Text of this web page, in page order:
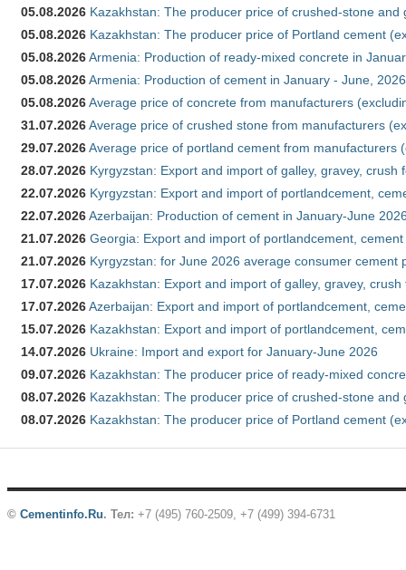
05.08.2026 Kazakhstan: The producer price of crushed-stone and
05.08.2026 Kazakhstan: The producer price of Portland cement
05.08.2026Armenia: Production of ready-mixed concrete in
05.08.2026Armenia: Production of cement in January - June, 2026
05.08.2026Average price of concrete from manufacturers
31.07.2026Average price of crushed stone from manufacturers
29.07.2026Average price of portland cement from manufacturers
28.07.2026 Kyrgyzstan: Export and import of galley, gravey,
22.07.2026 Kyrgyzstan: Export and import of portlandcement,
22.07.2026Azerbaijan: Production of cement in January-June
21.07.2026 Georgia: Export and import of portlandcement,
21.07.2026 Kyrgyzstan: for June 2026 average consumer cement
17.07.2026 Kazakhstan: Export and import of galley, gravey,
17.07.2026Azerbaijan: Export and import of portlandcement,
15.07.2026 Kazakhstan: Export and import of portlandcement,
14.07.2026 Ukraine: Import and export for January-June 2026
09.07.2026 Kazakhstan: The producer price of ready-mixed
08.07.2026 Kazakhstan: The producer price of crushed-stone and
08.07.2026 Kazakhstan: The producer price of Portland cement
© Cementinfo.Ru. Тел: +7 (495) 760-2509, +7 (499) 394-6731